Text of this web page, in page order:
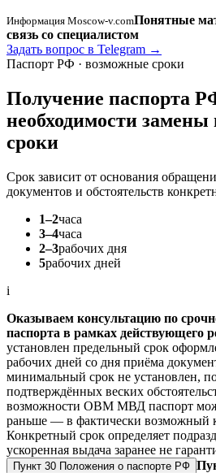
Информация Moscow-v.comПонятные
связь со специалистом
Задать вопрос в Telegram →
Паспорт РФ · возможные сроки
Получение паспорта
необходимости замены
сроки
Срок зависит от основания
документов и обстоятельств
1–2часа
3–4часа
2–3рабочих дня
5рабочих дней
i
Оказываем консультацию по
паспорта в рамках действующего
установлен предельный срок
рабочих дней со дня приёма
минимальный срок не установлен,
подтверждённых веских
возможности ОВМ МВД паспорт
раньше — в фактически возможный
Конкретный срок определяет
ускоренная выдача заранее не
Пункт 30 Положения о паспорте РФ